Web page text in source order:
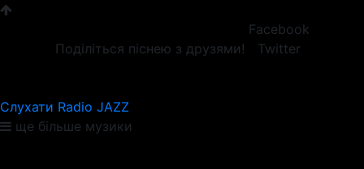
Поділіться піснею з друзями!
Facebook
Twitter
Слухати Radio JAZZ
ще більше музики